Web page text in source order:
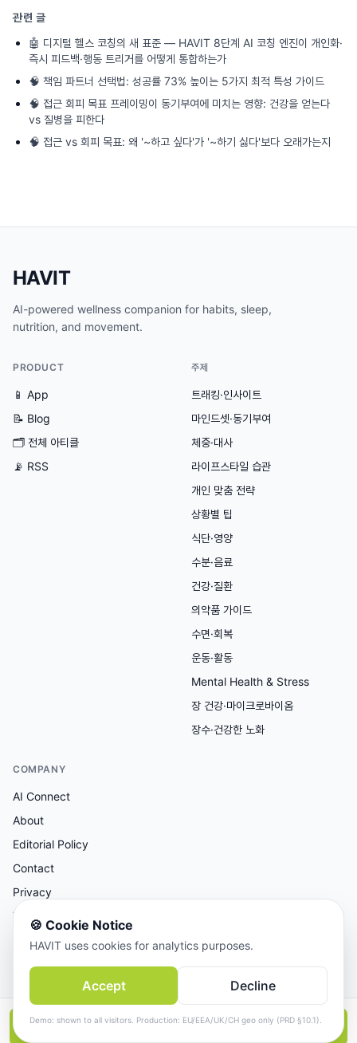
관련 글
🤖 디지털 헬스 코칭의 새 표준 — HAVIT 8단계 AI 코칭 엔진이 개인화·
즉시 피드백·행동 트리거를 어떻게 통합하는가
🧠 책임 파트너 선택법: 성공률 73% 높이는 5가지 최적 특성 가이드
🧠 접근 회피 목표 프레이밍이 동기부여에 미치는 영향: 건강을 얻는다
vs 질병을 피한다
🧠 접근 vs 회피 목표: 왜 '~하고 싶다'가 '~하기 싫다'보다 오래가는지
📱앱에서 더 보기
HAVIT
AI-powered wellness companion for habits, sleep,
nutrition, and movement.
PRODUCT
📱 App
📝 Blog
🗂 전체 아티클
📡 RSS
주제
트래킹·인사이트
마인드셋·동기부여
체중·대사
라이프스타일 습관
개인 맞춤 전략
상황별 팁
식단·영양
수분·음료
건강·질환
의약품 가이드
수면·회복
운동·활동
Mental Health & Stress
장 건강·마이크로바이옴
장수·건강한 노화
COMPANY
AI Connect
About
Editorial Policy
Contact
Privacy
Terms
AI 보조 리서치, 사람이 검토한 콘텐츠.
🍪 Cookie Notice
HAVIT uses cookies for analytics purposes.
Accept Decline
Demo: shown to all visitors. Production: EU/EEA/UK/CH geo only (PRD §10.1).